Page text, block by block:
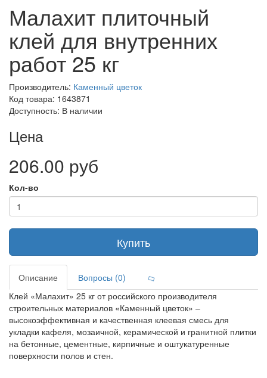
Малахит плиточный
клей для внутренних
работ 25 кг
Производитель: Каменный цветок
Код товара: 1643871
Доступность: В наличии
Цена
206.00 руб
Кол-во
Купить
Описание
Вопросы (0)
Клей «Малахит» 25 кг от российского производителя
строительных материалов «Каменный цветок» –
высокоэффективная и качественная клеевая смесь для
укладки кафеля, мозаичной, керамической и гранитной плитки
на бетонные, цементные, кирпичные и оштукатуренные
поверхности полов и стен.